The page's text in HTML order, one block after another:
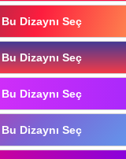
Bu Dizaynı Seç
Bu Dizaynı Seç
Bu Dizaynı Seç
Bu Dizaynı Seç